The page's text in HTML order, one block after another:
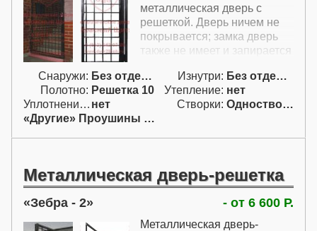
металлическая дверь с
решеткой. Дверь ничем не
покрывается; замка дверь
также не имеет и запирается
В стоимость включены две
петли без подшипников и
проушины для навесного
замка.
Снаружи: Без отделки Изнутри:
Без отделки
Полотно: Решетка 10 Утепление: нет
Уплотнение: нет Створки:
Одностворчатая (А)
«Другие» Проушины для навесн.
Металлическая дверь-решетка
Зебра - 2 - от 6 600 Р.
Металлическая дверь-